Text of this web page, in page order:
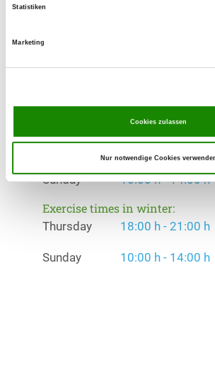
Statistiken
Marketing
Cookies zulassen
Nur notwendige Cookies
Homepage:
Thursday 18:00 h - 21:00 h
Sunday 10:00 h - 14:00 h
Exercise times in winter:
Thursday 18:00 h - 21:00 h
Sunday 10:00 h - 14:00 h